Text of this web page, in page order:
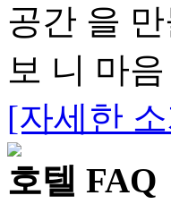
공간 을
보 니 마
[자세한
호텔 FAQ